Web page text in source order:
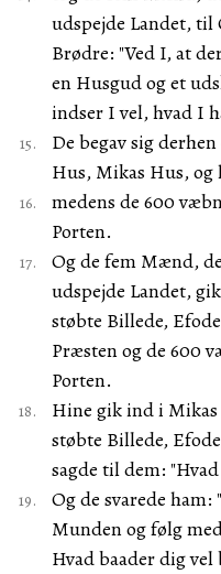
udspejde Landet, til
Brødre: "Ved I, at
en Husgud og et
indser I vel, hvad I
De begav sig
Hus, Mikas Hus, og
medens de 600
Porten.
Og de fem Mænd,
udspejde Landet,
støbte Billede,
Præsten og de 600
Porten.
Hine gik ind i Mikas
støbte Billede,
sagde til dem:
Og de svarede
Munden og følg
Hvad baader dig